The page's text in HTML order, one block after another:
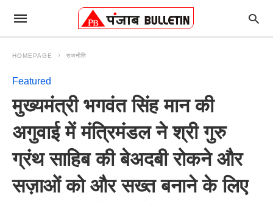
HOMEPAGE राजनीति
Featured
मुख्यमंत्री भगवंत सिंह मान की
अगुवाई में मंत्रिमंडल ने श्री गुरु
ग्रंथ साहिब की बेअदबी रोकने और
सज़ाओं को और सख्त बनाने के लिए